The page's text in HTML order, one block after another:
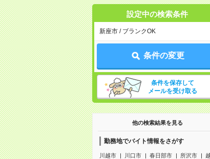
設定中の検索条件
新座市 / ブランクOK
条件の変更
条件を保存して
メールを受け取る
他の検索結果を見る
勤務地でバイト情報をさがす
川越市 川口市 春日部市 所沢市
越